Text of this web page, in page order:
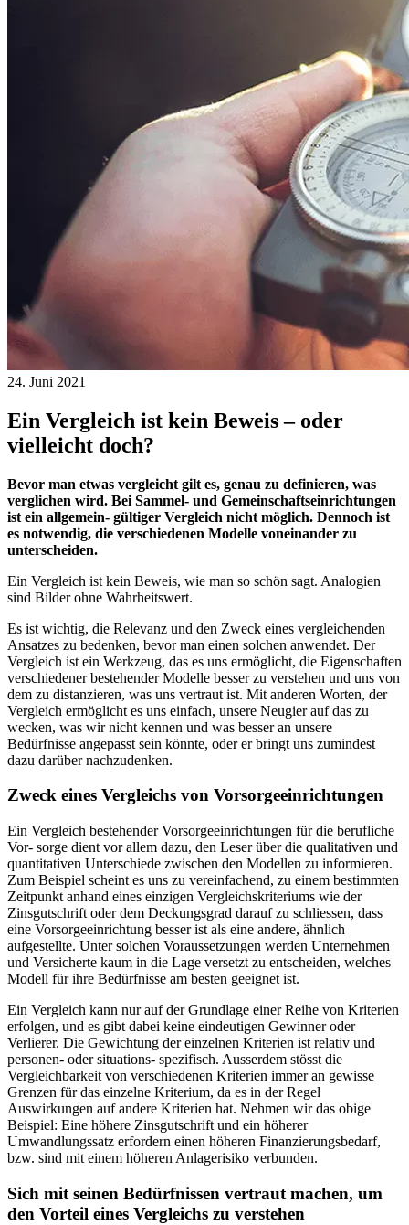
24. Juni 2021
Ein Vergleich ist kein Beweis – oder
vielleicht doch?
Bevor man etwas vergleicht gilt es, genau zu definieren, was
verglichen wird. Bei Sammel- und Gemeinschaftseinrichtungen
ist ein allgemein- gültiger Vergleich nicht möglich. Dennoch ist
es notwendig, die verschiedenen Modelle voneinander zu
unterscheiden.
Ein Vergleich ist kein Beweis, wie man so schön sagt. Analogien
sind Bilder ohne Wahrheitswert.
Es ist wichtig, die Relevanz und den Zweck eines vergleichenden
Ansatzes zu bedenken, bevor man einen solchen anwendet. Der
Vergleich ist ein Werkzeug, das es uns ermöglicht, die Eigenschaften
verschiedener bestehender Modelle besser zu verstehen und uns von
dem zu distanzieren, was uns vertraut ist. Mit anderen Worten, der
Vergleich ermöglicht es uns einfach, unsere Neugier auf das zu
wecken, was wir nicht kennen und was besser an unsere
Bedürfnisse angepasst sein könnte, oder er bringt uns zumindest
dazu darüber nachzudenken.
Zweck eines Vergleichs von Vorsorgeeinrichtungen
Ein Vergleich bestehender Vorsorgeeinrichtungen für die berufliche
Vor- sorge dient vor allem dazu, den Leser über die qualitativen und
quantitativen Unterschiede zwischen den Modellen zu informieren.
Zum Beispiel scheint es uns zu vereinfachend, zu einem bestimmten
Zeitpunkt anhand eines einzigen Vergleichskriteriums wie der
Zinsgutschrift oder dem Deckungsgrad darauf zu schliessen, dass
eine Vorsorgeeinrichtung besser ist als eine andere, ähnlich
aufgestellte. Unter solchen Voraussetzungen werden Unternehmen
und Versicherte kaum in die Lage versetzt zu entscheiden, welches
Modell für ihre Bedürfnisse am besten geeignet ist.
Ein Vergleich kann nur auf der Grundlage einer Reihe von Kriterien
erfolgen, und es gibt dabei keine eindeutigen Gewinner oder
Verlierer. Die Gewichtung der einzelnen Kriterien ist relativ und
personen- oder situations- spezifisch. Ausserdem stösst die
Vergleichbarkeit von verschiedenen Kriterien immer an gewisse
Grenzen für das einzelne Kriterium, da es in der Regel
Auswirkungen auf andere Kriterien hat. Nehmen wir das obige
Beispiel: Eine höhere Zinsgutschrift und ein höherer
Umwandlungssatz erfordern einen höheren Finanzierungsbedarf,
bzw. sind mit einem höheren Anlagerisiko verbunden.
Sich mit seinen Bedürfnissen vertraut machen, um
den Vorteil eines Vergleichs zu verstehen